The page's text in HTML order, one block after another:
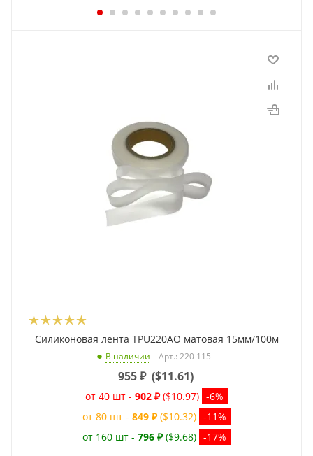
Силиконовая лента TPU220AO матовая 15мм/100м
В наличии Арт.: 220 115
955₽ ($11.61)
от 40 шт - 902 ₽ ($10.97) -6%
от 80 шт - 849 ₽ ($10.32) -11%
от 160 шт - 796 ₽ ($9.68) -17%